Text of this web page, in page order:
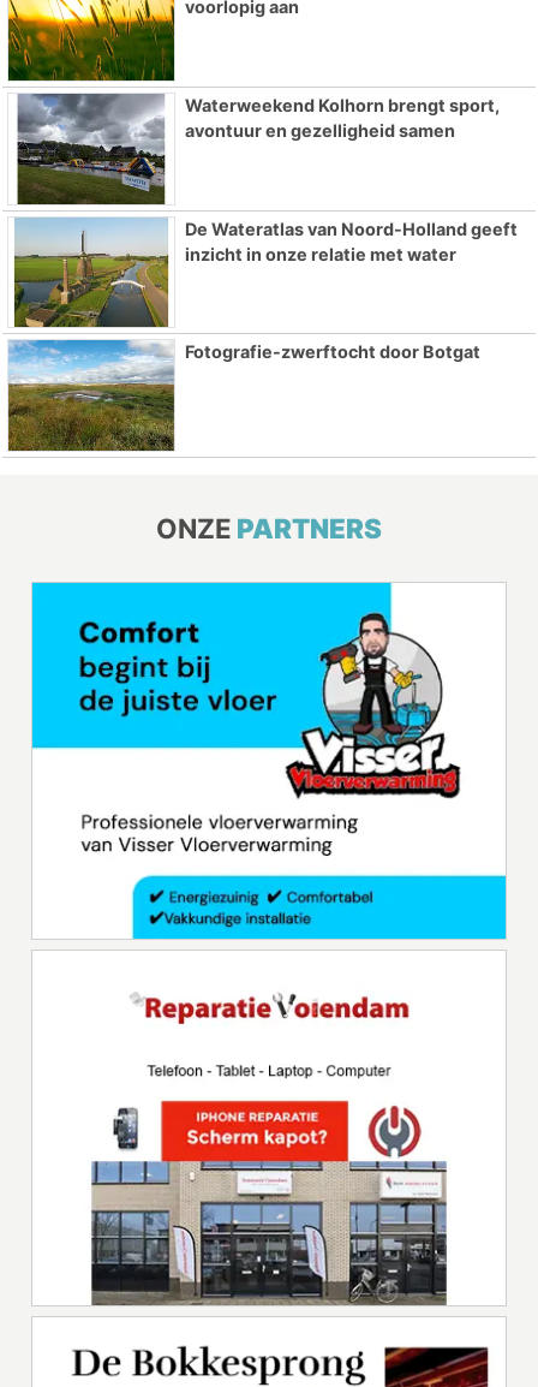
voorlopig aan
Waterweekend Kolhorn brengt sport,
avontuur en gezelligheid samen
De Wateratlas van Noord-Holland geeft
inzicht in onze relatie met water
Fotografie-zwerftocht door Botgat
ONZE PARTNERS